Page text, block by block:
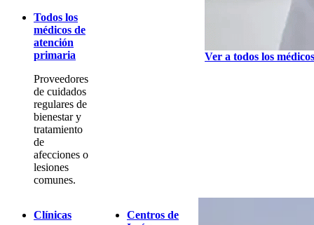
Todos los
médicos de
atención
primaria
Proveedores
de cuidados
regulares de
bienestar y
tratamiento
de
afecciones o
lesiones
comunes.
Ver a todos los médicos
Clínicas
Centros de